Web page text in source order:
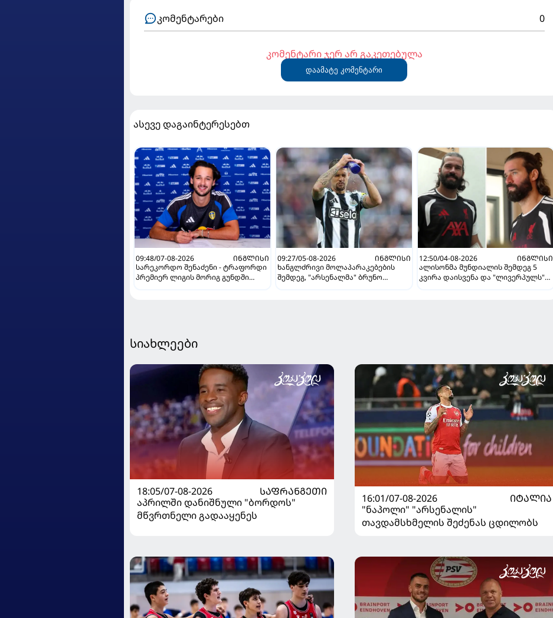
კომენტარები 0
კომენტარი ჯერ არ გაკეთებულა
დაამატე კომენტარი
ასევე დაგაინტერესებთ
09:48/07-08-2026
ᲘᲜᲒᲚᲘᲡᲘ
სარეკორდო შენაძენი - ტრაფორდი
პრემიერ ლიგის მორიგ გუნდში
09:27/05-08-2026
ᲘᲜᲒᲚᲘᲡᲘ
ხანგლძრივი მოლაპარაკებების
შემდეგ, "არსენალმა" ბრუნო
12:50/04-08-2026
ᲘᲜᲒᲚᲘᲡᲘ
ალისონმა მუნდიალის შემდეგ 5
კვირა დაისვენა და "ლივერპულს"
სიახლეები
18:05/07-08-2026
ᲡᲐᲤᲠᲐᲜᲒᲔᲗᲘ
აპრილში დანიშნული "ბორდოს"
მწვრთნელი გადააყენეს
16:01/07-08-2026
ᲘᲢᲐᲚᲘᲐ
"ნაპოლი" "არსენალის"
თავდამსხმელის შეძენას ცდილობს